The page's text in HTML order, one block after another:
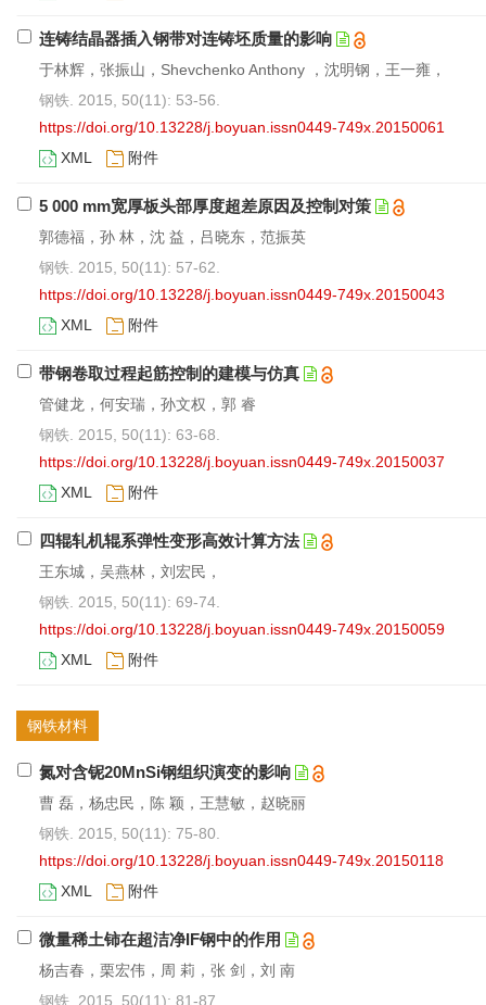
连铸结晶器插入钢带对连铸坯质量的影响
于林辉，张振山，Shevchenko Anthony ，沈明钢，王一雍，
钢铁. 2015, 50(11): 53-56.
https://doi.org/10.13228/j.boyuan.issn0449-749x.20150061
XML
附件
5 000 mm宽厚板头部厚度超差原因及控制对策
郭德福，孙 林，沈 益，吕晓东，范振英
钢铁. 2015, 50(11): 57-62.
https://doi.org/10.13228/j.boyuan.issn0449-749x.20150043
XML
附件
带钢卷取过程起筋控制的建模与仿真
管健龙，何安瑞，孙文权，郭 睿
钢铁. 2015, 50(11): 63-68.
https://doi.org/10.13228/j.boyuan.issn0449-749x.20150037
XML
附件
四辊轧机辊系弹性变形高效计算方法
王东城，吴燕林，刘宏民，
钢铁. 2015, 50(11): 69-74.
https://doi.org/10.13228/j.boyuan.issn0449-749x.20150059
XML
附件
钢铁材料
氮对含铌20MnSi钢组织演变的影响
曹 磊，杨忠民，陈 颖，王慧敏，赵晓丽
钢铁. 2015, 50(11): 75-80.
https://doi.org/10.13228/j.boyuan.issn0449-749x.20150118
XML
附件
微量稀土铈在超洁净IF钢中的作用
杨吉春，栗宏伟，周 莉，张 剑，刘 南
钢铁. 2015, 50(11): 81-87.